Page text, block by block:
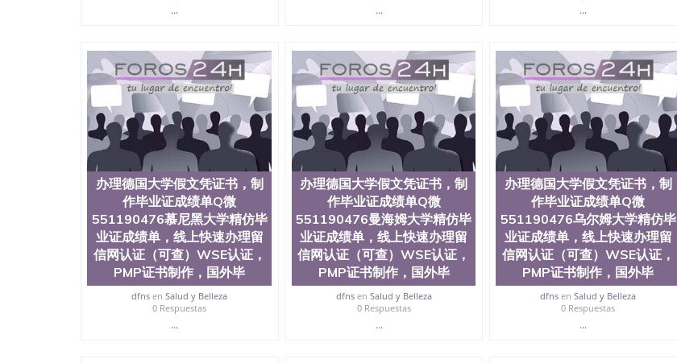
认证、留服认证、使馆认证、使馆证明、使馆留学回国人员证明、留学生认证、学历认证、文凭认证学位
认证、留学生学历认证、留学生学位认证、英国文凭学历、美国文凭学历、澳洲文凭学历、加拿大文凭学
历、新西兰学历认证等q:551190476 微信：551190476 圣何塞州立大学毕业证（San Jose State
University）圣何塞州立大学毕业证（San Jose State University）圣何塞州立大学毕业证（San Jose State
University）圣何塞州立大学成绩单（San Jose State University）圣何塞州立大学成绩单（ San Jose State
University）圣何塞州立大学成绩单（San Jose State University）成绩单圣何塞州立大学文凭（San Jose
State University）圣何塞州立大学（San Jose State University）圣何塞州立大学（San Jose State
University）圣何塞州立大学（ San Jose State University）圣何塞州立大学（San Jose State University）
圣何塞州立大学文凭（San Jose State University）圣何塞州立大学文凭（San Jose State University）文凭
圣何塞州立大学文凭（San Jose State University）圣何塞州立大学学历（ San Jose State University）圣何
塞州立大学学历（San Jose State University）圣何塞州立大学学历（San Jose State University）圣 塞州立
大学学历（San Jose State University）圣何塞州立大学（San Jose State University）圣何塞州立大学
（San Jose State University）圣何塞州立大学（San Jose State University）圣何塞州立大学（San Jose
State University）圣何塞州立大学学位证（San Jose State University）圣何塞州立大学学位证（San Jose
State University）圣何塞州立大学学位证（San Jose State University）圣何塞州立大学（San Jose State
University）圣何塞州立大学（San Jose State University）圣何塞州立大学（San Jose State University）圣
何塞州立大学（San Jose State University）圣何塞州立大学学位证（San Jose State University）圣何塞州
立大学学位证（San Jose State University）圣何塞州立大学结业证（San Jose State University）圣何塞州
立大学结业证（San Jose State University）圣何塞州立大学结业证（San Jose State University）圣何塞州
... ... ...
办理德国大学假文凭证书，制
作毕业证成绩单Q微
551190476慕尼黑大学精仿毕
业证成绩单，线上快速办理留
信网认证（可查）WSE认证，
PMP证书制作，国外毕
dfns enSalud y Belleza
0 Respuestas
...
办理德国大学假文凭证书，制
作毕业证成绩单Q微
551190476曼海姆大学精仿毕
业证成绩单，线上快速办理留
信网认证（可查）WSE认证，
PMP证书制作，国外毕
dfnsen Salud y Belleza
0 Respuestas
...
办理德国大学假文凭证书，制
作毕业证成绩单Q微
551190476乌尔姆大学精仿毕
业证成绩单，线上快速办理留
信网认证（可查）WSE认证，
PMP证书制作，国外毕
dfns enSalud y Belleza
0 Respuestas
...